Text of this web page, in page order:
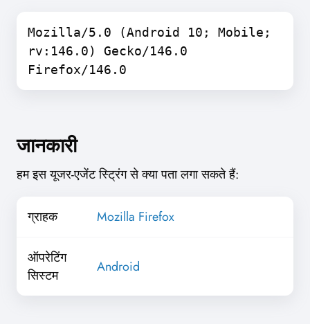
Mozilla/5.0 (Android 10; Mobile;
rv:146.0) Gecko/146.0
Firefox/146.0
जानकारी
हम इस यूजर-एजेंट स्ट्रिंग से क्या पता लगा सकते हैं:
ग्राहक Mozilla Firefox
ऑपरेटिंग
सिस्टम
Android